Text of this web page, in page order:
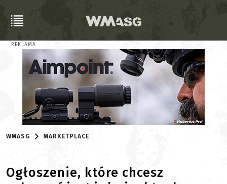
REKLAMA
WMASG MARKETPLACE
Ogłoszenie, które chcesz